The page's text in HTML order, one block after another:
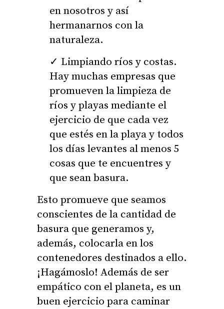
en nosotros y así
hermanarnos con la
naturaleza.
Limpiando ríos y costas.
Hay muchas empresas que
promueven la limpieza de
ríos y playas mediante el
ejercicio de que cada vez
que estés en la playa y todos
los días levantes al menos 5
cosas que te encuentres y
que sean basura.
Esto promueve que seamos
conscientes de la cantidad de
basura que generamos y,
además, colocarla en los
contenedores destinados a ello.
¡Hagámoslo! Además de ser
empático con el planeta, es un
buen ejercicio para caminar